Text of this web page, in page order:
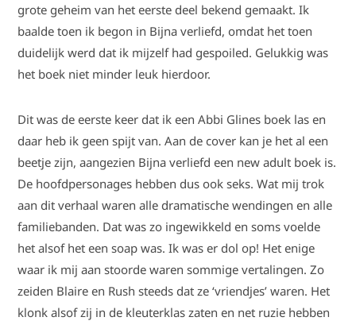
grote geheim van het eerste deel bekend gemaakt. Ik
baalde toen ik begon in Bijna verliefd, omdat het toen
duidelijk werd dat ik mijzelf had gespoiled. Gelukkig was
het boek niet minder leuk hierdoor.
Dit was de eerste keer dat ik een Abbi Glines boek las en
daar heb ik geen spijt van. Aan de cover kan je het al een
beetje zijn, aangezien Bijna verliefd een new adult boek is.
De hoofdpersonages hebben dus ook seks. Wat mij trok
aan dit verhaal waren alle dramatische wendingen en alle
familiebanden. Dat was zo ingewikkeld en soms voelde
het alsof het een soap was. Ik was er dol op! Het enige
waar ik mij aan stoorde waren sommige vertalingen. Zo
zeiden Blaire en Rush steeds dat ze ‘vriendjes’ waren. Het
klonk alsof zij in de kleuterklas zaten en net ruzie hebben